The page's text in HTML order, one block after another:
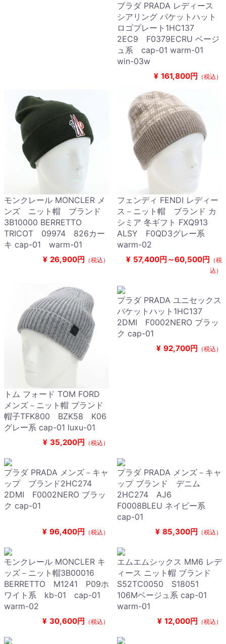
プラダ PRADA レディース
シアリング バケットハット
ロゴプレート1HC137
2EC9 F0379ECRU ベージ
ュ系 cap-01 warm-01
win-03w
¥ 161,800円 （税込）
モンクレール MONCLER メ
ンズ ニット帽 ブランド
3B10000 BERRETTO
TRICOT 09974 826カー
キ cap-01 warm-01
¥ 26,900円 （税込）
フェンディ FENDI レディー
ス－ニット帽 ブランド カ
シミア 冬ギフト FXQ913
ALSY F0QD3グレー系
warm-02
¥ 57,400円～60,500円 （税
込）
トム フォード TOM FORD
メンズ－ニット帽 ブランド
帽子TFK800 BZK58 K06
グレー系 cap-01 luxu-01
¥ 35,200円 （税込）
プラダ PRADA ユニセックス
バケットハット1HC137
2DMI F0002NERO ブラッ
ク cap-01
¥ 92,700円 （税込）
プラダ PRADA メンズ－キャ
ップ ブランド2HC274
2DMI F0002NERO ブラッ
ク cap-01
¥ 96,400円 （税込）
プラダ PRADA メンズ－キャ
ップ ブランド デニム
2HC274 AJ6
F0008BLEU ネイビー系
cap-01
¥ 85,300円 （税込）
モンクレール MONCLER キ
ッズ－ニット帽3B00016
BERRETTO M1241 P09ホ
ワイト系 kb-01 cap-01
warm-02
¥ 30,600円 （税込）
エムエムシックス MM6 レデ
ィース ニット帽 ブランド
S52TC0050 S18051
106Mベージュ系 cap-01
warm-01
¥ 12,000円 （税込）